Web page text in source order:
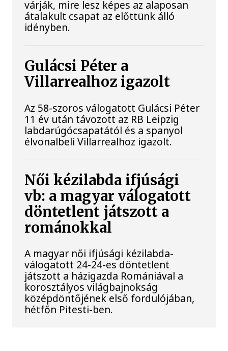
várják, mire lesz képes az alaposan
átalakult csapat az előttünk álló
idényben.
Gulácsi Péter a
Villarrealhoz igazolt
Az 58-szoros válogatott Gulácsi Péter
11 év után távozott az RB Leipzig
labdarúgócsapatától és a spanyol
élvonalbeli Villarrealhoz igazolt.
Női kézilabda ifjúsági
vb: a magyar válogatott
döntetlent játszott a
románokkal
A magyar női ifjúsági kézilabda-
válogatott 24-24-es döntetlent
játszott a házigazda Romániával a
korosztályos világbajnokság
középdöntőjének első fordulójában,
hétfőn Pitesti-ben.